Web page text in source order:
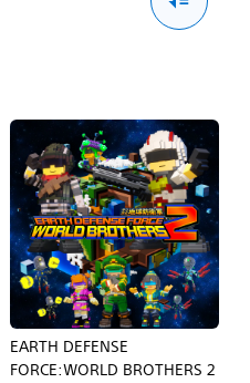
EARTH DEFENSE
FORCE:WORLD BROTHERS 2